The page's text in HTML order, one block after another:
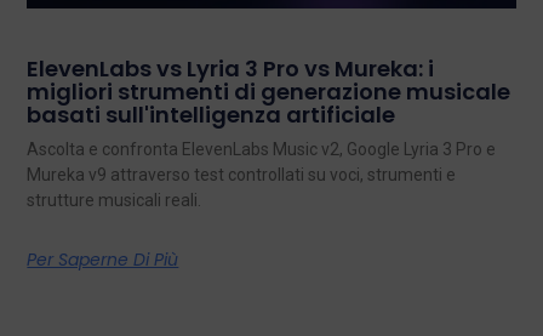
ElevenLabs vs Lyria 3 Pro vs Mureka: i
migliori strumenti di generazione musicale
basati sull'intelligenza artificiale
Ascolta e confronta ElevenLabs Music v2, Google Lyria 3 Pro e
Mureka v9 attraverso test controllati su voci, strumenti e
strutture musicali reali.
Per Saperne Di Più